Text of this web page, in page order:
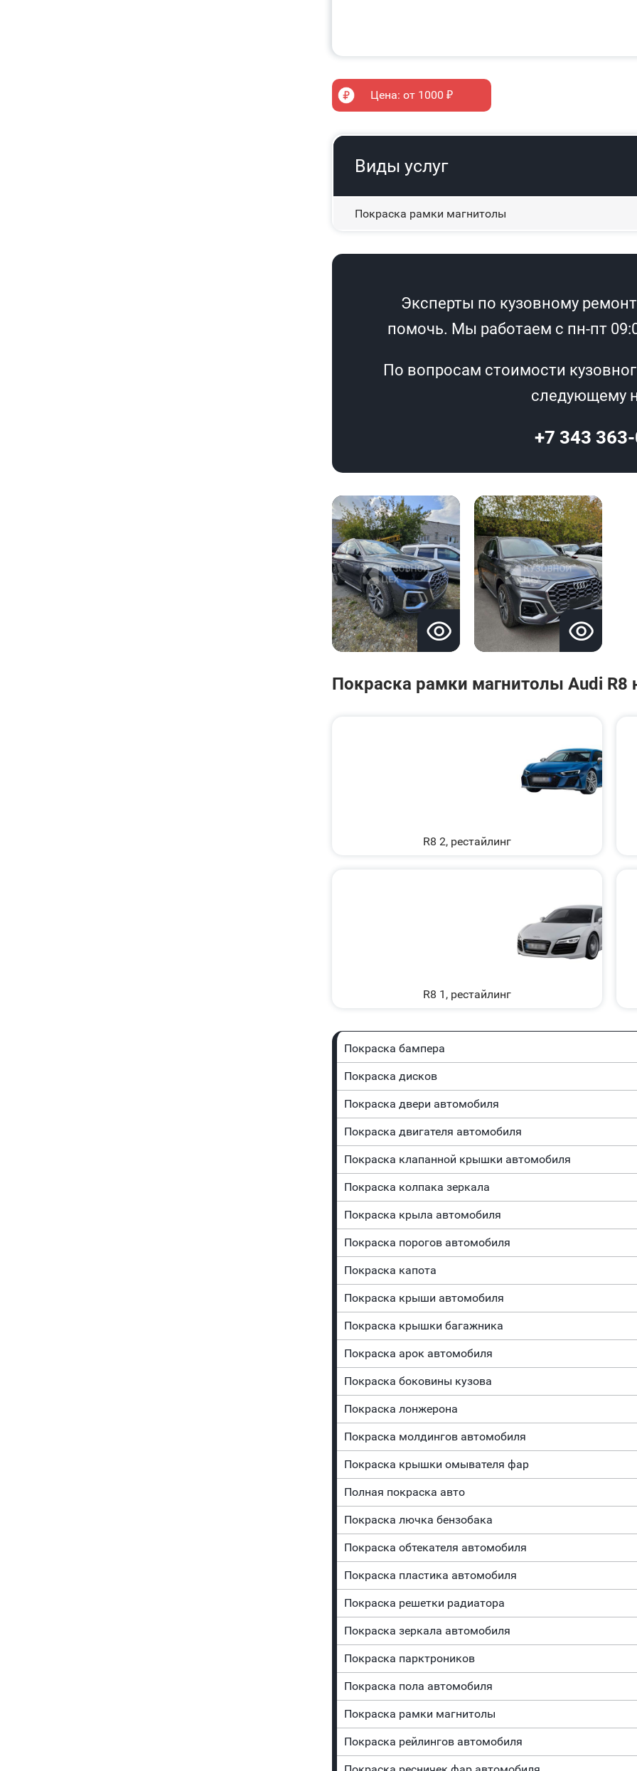
Цена: от 1000 ₽
Виды услуг
Покраска рамки магнитолы
Эксперты по кузовному
помочь. Мы работаем с пн-пт
По вопросам стоимости
следующему
+7 343
Покраска рамки магнитолы Audi R8
R8 2, рестайлинг
R8 1, рестайлинг
Покраска бампера
Покраска дисков
Покраска двери автомобиля
Покраска двигателя автомобиля
Покраска клапанной крышки автомобиля
Покраска колпака зеркала
Покраска крыла автомобиля
Покраска порогов автомобиля
Покраска капота
Покраска крыши автомобиля
Покраска крышки багажника
Покраска арок автомобиля
Покраска боковины кузова
Покраска лонжерона
Покраска молдингов автомобиля
Покраска крышки омывателя фар
Полная покраска авто
Покраска лючка бензобака
Покраска обтекателя автомобиля
Покраска пластика автомобиля
Покраска решетки радиатора
Покраска зеркала автомобиля
Покраска парктроников
Покраска пола автомобиля
Покраска рамки магнитолы
Покраска рейлингов автомобиля